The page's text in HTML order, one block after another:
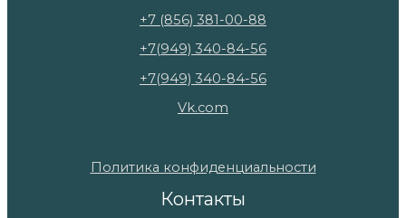
+7 (856) 381-00-88
+7(949) 340-84-56
+7(949) 340-84-56
Vk.com
Политика конфиденциальности
Контакты